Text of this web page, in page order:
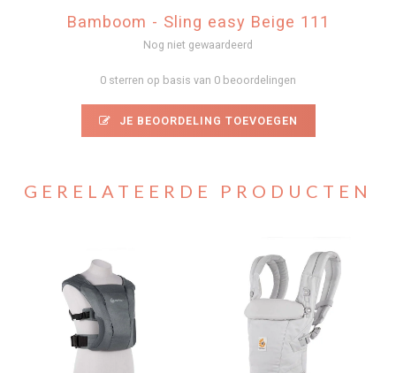
Bamboom - Sling easy Beige 111
Nog niet gewaardeerd
0 sterren op basis van 0 beoordelingen
JE BEOORDELING TOEVOEGEN
GERELATEERDE PRODUCTEN